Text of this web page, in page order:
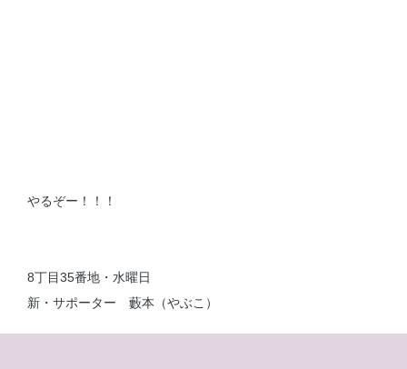
やるぞー！！！
8丁目35番地・水曜日
新・サポーター 藪本（やぶこ）